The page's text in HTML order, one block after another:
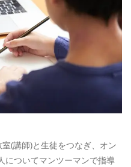
(講師)と生徒をつなぎ、オン
についてマンツーマンで指導